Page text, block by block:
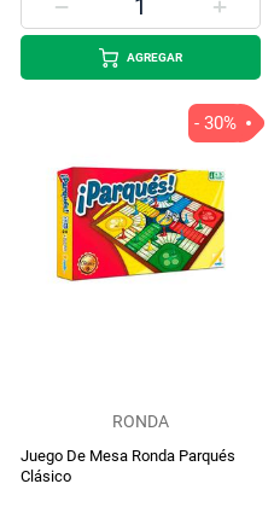
AGREGAR
RONDA
Juego De Mesa Ronda Parqués
Clásico
- 30%